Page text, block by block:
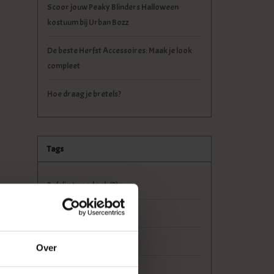
Over
Scoor jouw Peaky Blinders Halloween
kostuum bij Urban Bozz
De beste Herfst Accessoires: Maak je look
compleet
Hoe draag je bretels?
Tags
3-delig tweed pak(2)
aktetas (5)
boekentas(3)